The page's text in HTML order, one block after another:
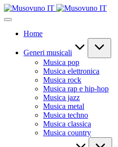
Skip
to
Home
Generi musicali
Musica pop
Musica elettronica
Musica rock
Musica rap e hip-hop
Musica jazz
Musica metal
Musica techno
Musica classica
Musica country